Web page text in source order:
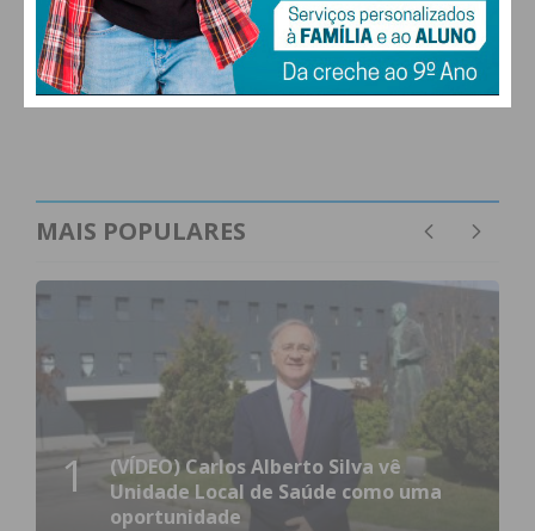
0
Followers
577
Readers
MAIS POPULARES
1
(VÍDEO) Carlos Alberto Silva vê
Unidade Local de Saúde como uma
oportunidade